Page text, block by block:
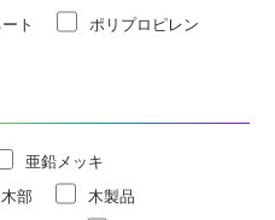
ト ポリプロピレン
亜鉛メッキ
部
木製品